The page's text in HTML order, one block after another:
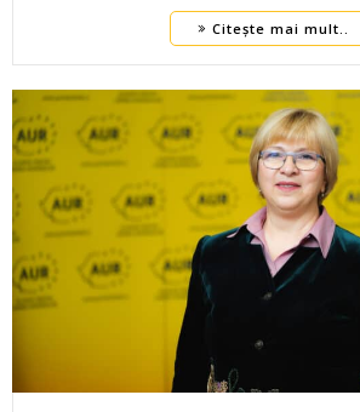
Citește mai mult..